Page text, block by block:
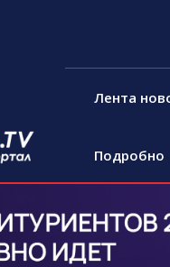
Лента
Подробно